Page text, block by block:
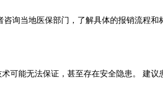
询当地医保部门，了解具体的报销流程和
可能无法保证，甚至存在安全隐患。 建议